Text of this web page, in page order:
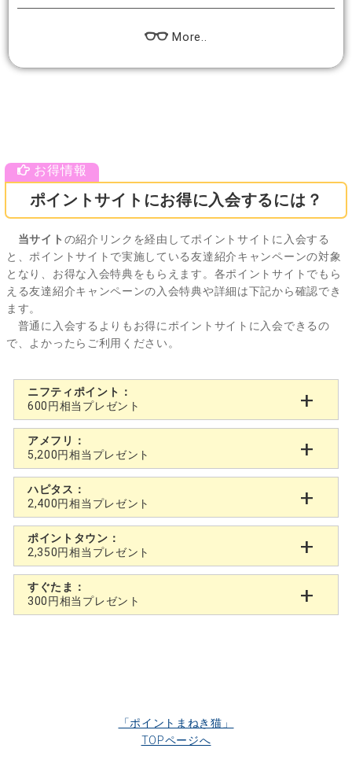
More..
ポイントサイトにお得に入会するには？
当サイト の紹介リンクを経由してポイントサイトに入会する
と、ポイントサイトで実施している友達紹介キャンペーンの対象
となり、お得な入会特典をもらえます。各ポイントサイトでもら
える友達紹介キャンペーンの入会特典や詳細は下記から確認でき
ます。
普通に入会するよりもお得にポイントサイトに入会できるの
で、よかったらご利用ください。
ニフティポイント：
600円相当プレゼント
アメフリ：
5,200円相当プレゼント
ハピタス：
2,400円相当プレゼント
ポイントタウン：
2,350円相当プレゼント
すぐたま：
300円相当プレゼント
「ポイントまねき猫」
TOPページへ